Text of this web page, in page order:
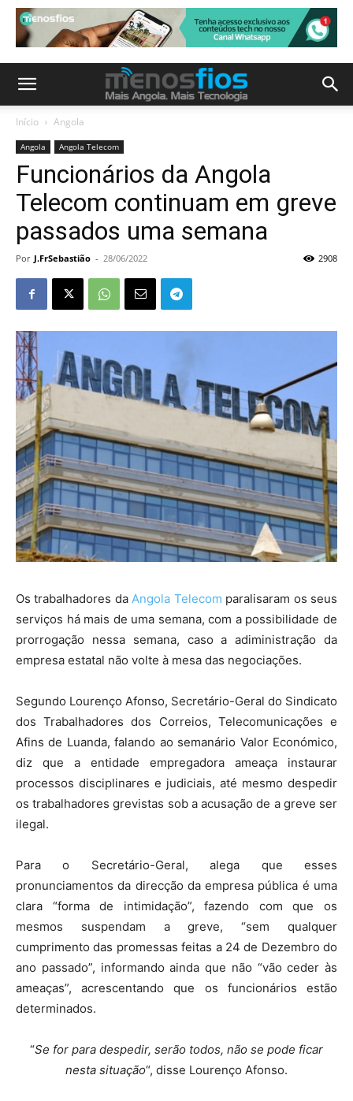
Início Angola
Angola Angola Telecom
Funcionários da Angola
Telecom continuam em greve
passados uma semana
Por J.FrSebastião - 28/06/2022 2908
Os trabalhadores daAngola Telecom paralisaram os seus
serviços há mais de uma semana, com a possibilidade de
prorrogação nessa semana, caso a adiministração da
empresa estatal não volte à mesa das negociações.
Segundo Lourenço Afonso, Secretário-Geral do Sindicato
dos Trabalhadores dos Correios, Telecomunicações e
Afins de Luanda, falando ao semanário Valor Económico,
diz que a entidade empregadora ameaça instaurar
processos disciplinares e judiciais, até mesmo despedir
os trabalhadores grevistas sob a acusação de a greve ser
ilegal.
Para o Secretário-Geral, alega que esses
pronunciamentos da direcção da empresa pública é uma
clara “forma de intimidação”, fazendo com que os
mesmos suspendam a greve, “sem qualquer
cumprimento das promessas feitas a 24 de Dezembro do
ano passado”, informando ainda que não “vão ceder às
ameaças”, acrescentando que os funcionários estão
determinados.
“Se for para despedir, serão todos, não se pode ficar
nesta situação“, disse Lourenço Afonso.